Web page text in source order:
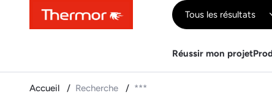
ContenuMenuRecherche Tous les résultats
Réussir mon projet
Accueil Recherche ***